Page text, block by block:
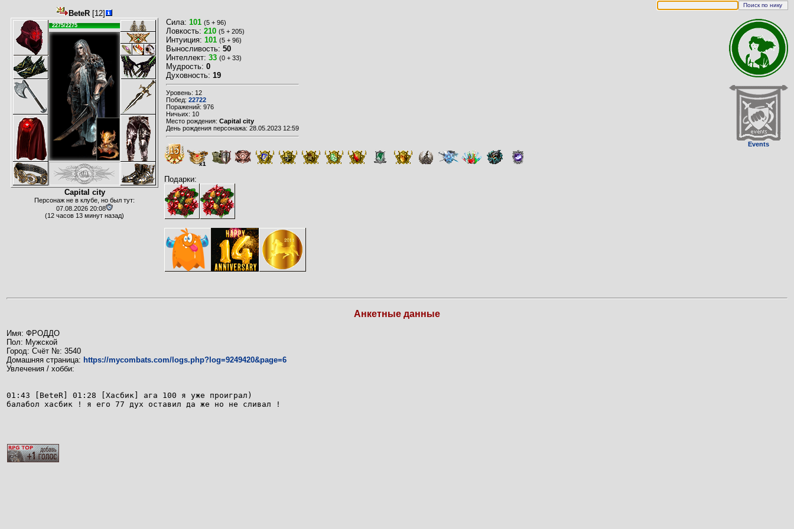
Events
BeteR [12]
2275/2275
Capital city
Персонаж не в клубе, но был тут:
07.08.2026 20:08
(12 часов 13 минут назад)
Сила: 101 (5 + 96)
Ловкость: 210 (5 + 205)
Интуиция: 101 (5 + 96)
Выносливость: 50
Интеллект: 33 (0 + 33)
Мудрость: 0
Духовность: 19
Уровень: 12
Побед: 22722
Поражений: 976
Ничьих: 10
Место рождения: Capital city
День рождения персонажа: 28.05.2023 12:59
x1
Подарки:
Анкетные данные
Имя: ФРОДДО
Пол: Мужской
Город: Счёт №: 3540
Домашняя страница: https://mycombats.com/logs.php?log=9249420&page=6
Увлечения / хобби:
01:43 [BeteR] 01:28 [Хасбик] ага 100 я уже проиграл)
балабол хасбик ! я его 77 дух оставил да же но не сливал !